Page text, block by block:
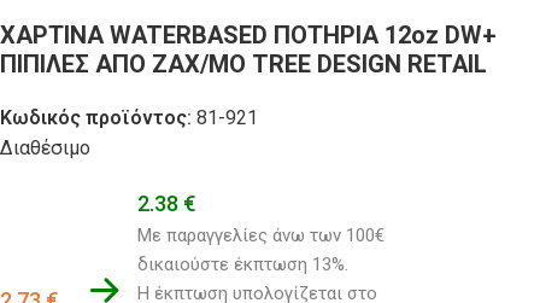
ΧΑΡΤΙΝΑ WATERBASED ΠΟΤΗΡΙΑ 12oz DW+
ΠΙΠΙΛΕΣ ΑΠΟ ΖΑΧ/ΜΟ TREE DESIGN RETAIL
Κωδικός προϊόντος: 81-921
Διαθέσιμο
2.38 €
Με παραγγελίες άνω των 100€
δικαιούστε έκπτωση 13%.
Η έκπτωση υπολογίζεται στο